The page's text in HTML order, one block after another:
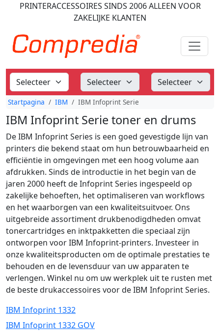
PRINTERACCESSOIRES SINDS 2006ALLEEN VOOR
ZAKELIJKE KLANTEN
Startpagina IBM IBM Infoprint Serie
IBM Infoprint Serie toner en drums
De IBM Infoprint Series is een goed gevestigde lijn van
printers die bekend staat om hun betrouwbaarheid en
efficiëntie in omgevingen met een hoog volume aan
afdrukken. Sinds de introductie in het begin van de
jaren 2000 heeft de Infoprint Series ingespeeld op
zakelijke behoeften, het optimaliseren van workflows
en het waarborgen van een kwaliteitsuitvoer. Ons
uitgebreide assortiment drukbenodigdheden omvat
tonercartridges en inktpakketten die speciaal zijn
ontworpen voor IBM Infoprint-printers. Investeer in
onze kwaliteitsproducten om de optimale prestaties te
behouden en de levensduur van uw apparaten te
verlengen. Winkel nu om uw werkplek uit te rusten met
de beste drukaccessoires voor de IBM Infoprint Series.
IBM Infoprint 1332
IBM Infoprint 1332 GOV